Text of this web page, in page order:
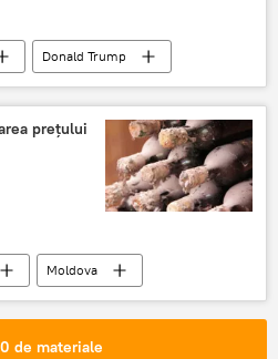
Donald Trump
preţului
Moldova
de materiale